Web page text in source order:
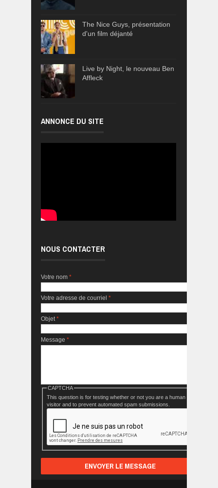
The Nice Guys, présentation
d'un film déjanté
Live by Night, le nouveau Ben
Affleck
ANNONCE DU SITE
NOUS CONTACTER
Votre nom *
Votre adresse de courriel *
Objet*
Message *
CAPTCHA
This question is for testing whether or not you are a human
visitor and to prevent automated spam submissions.